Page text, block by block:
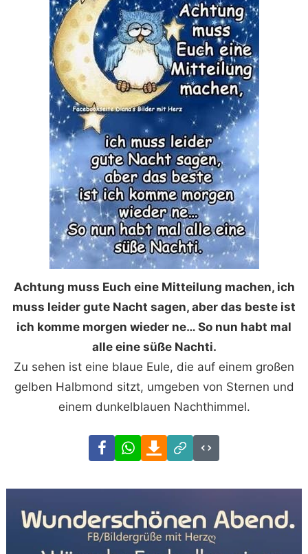
Achtung muss Euch eine Mitteilung machen, ich
muss leider gute Nacht sagen, aber das beste ist
ich komme morgen wieder ne… So nun habt mal
alle eine süße Nachti.
Zu sehen ist eine blaue Eule, die auf einem großen
gelben Halbmond sitzt, umgeben von Sternen und
einem dunkelblauen Nachthimmel.
FacebookWhatsAppDownload
Link
Code